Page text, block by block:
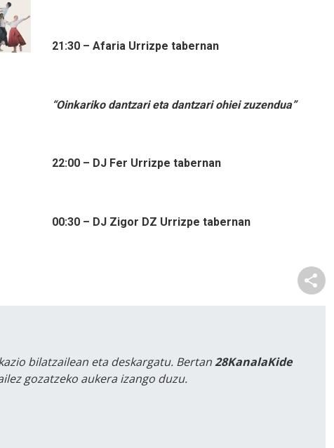
21:30 – Afaria Urrizpe tabernan
“Oinkariko dantzari eta dantzari ohiei zuzendua”
22:00 – DJ Fer Urrizpe tabernan
00:30 – DJ Zigor DZ Urrizpe tabernan
bilatzailean eta deskargatu. Bertan28KanalaKide
gozatzeko aukera izango duzu.